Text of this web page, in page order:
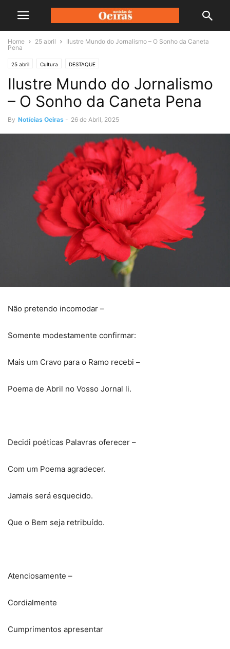
Home 25 abril
Ilustre Mundo do Jornalismo – O Sonho da Caneta
Pena
25 abril Cultura DESTAQUE
Ilustre Mundo do Jornalismo
– O Sonho da Caneta Pena
By Notícias Oeiras - 26 de Abril, 2025
Não pretendo incomodar –
Somente modestamente confirmar:
Mais um Cravo para o Ramo recebi –
Poema de Abril no Vosso Jornal li.
Decidi poéticas Palavras oferecer –
Com um Poema agradecer.
Jamais será esquecido.
Que o Bem seja retribuído.
Atenciosamente –
Cordialmente
Cumprimentos apresentar